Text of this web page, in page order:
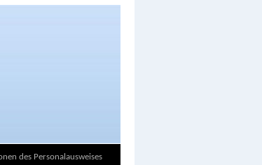
des Personalausweises